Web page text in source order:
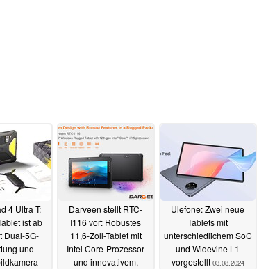
4 Ultra T:
ist ab
Dual-5G-
und
Darveen stellt RTC-
I116 vor: Robustes
11,6-Zoll-Tablet mit
Intel Core-Prozessor
und innovativem,
Ulefone: Zwei neue
Tablets mit
unterschiedlichem SoC
und Widevine L1
vorgestellt 03.08.2024